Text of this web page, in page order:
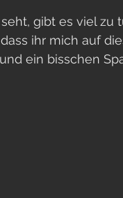
gibt es viel zu
ihr mich auf
ein bisschen